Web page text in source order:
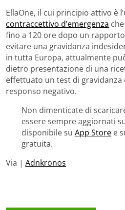
EllaOne, il cui principio attivo è
contraccettivo d’emergenza
fino a 120 ore dopo un
evitare una gravidanza
in tutta Europa, attualmente
dietro presentazione di una
effettuato un test di
responso negativo.
Non dimenticate di
essere sempre aggiornati
disponibile su App Store e
gratuita.
Via | Adnkronos